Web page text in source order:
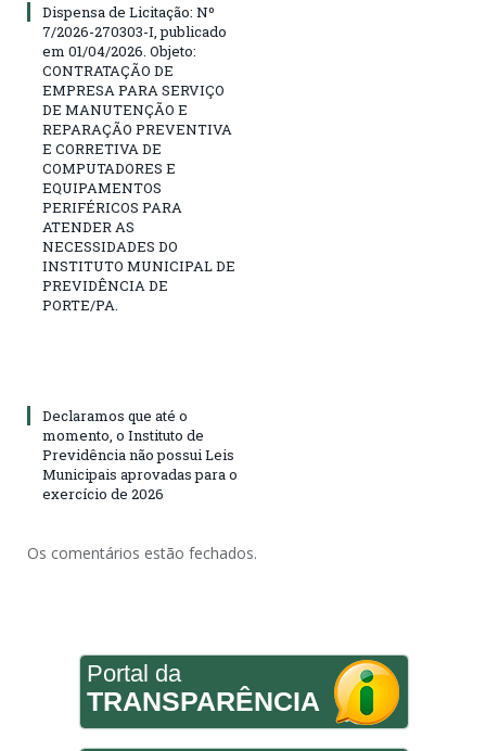
Dispensa de Licitação: Nº
7/2026-270303-I, publicado
em 01/04/2026. Objeto:
CONTRATAÇÃO DE
EMPRESA PARA SERVIÇO
DE MANUTENÇÃO E
REPARAÇÃO PREVENTIVA
E CORRETIVA DE
COMPUTADORES E
EQUIPAMENTOS
PERIFÉRICOS PARA
ATENDER AS
NECESSIDADES DO
INSTITUTO MUNICIPAL DE
PREVIDÊNCIA DE
PORTE/PA.
Declaramos que até o
momento, o Instituto de
Previdência não possui Leis
Municipais aprovadas para o
exercício de 2026
Os comentários estão fechados.
Portal da
TRANSPARÊNCIA